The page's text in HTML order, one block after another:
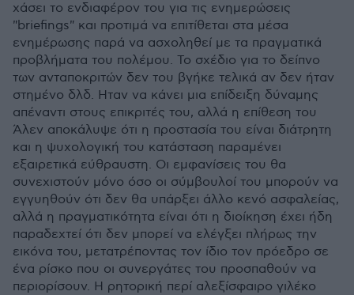
χάσει το ενδιαφέρον του για τις ενημερώσεις
"briefings" και προτιμά να επιτίθεται στα μέσα
ενημέρωσης παρά να ασχοληθεί με τα πραγματικά
προβλήματα του πολέμου. Το σχέδιο για το δείπνο
των ανταποκριτών δεν του βγήκε τελικά αν δεν ήταν
στημένο δλδ. Ηταν να κάνει μια επίδειξη δύναμης
απέναντι στους επικριτές του, αλλά η επίθεση του
Άλεν αποκάλυψε ότι η προστασία του είναι διάτρητη
και η ψυχολογική του κατάσταση παραμένει
εξαιρετικά εύθραυστη. Οι εμφανίσεις του θα
συνεχιστούν μόνο όσο οι σύμβουλοί του μπορούν να
εγγυηθούν ότι δεν θα υπάρξει άλλο κενό ασφαλείας,
αλλά η πραγματικότητα είναι ότι η διοίκηση έχει ήδη
παραδεχτεί ότι δεν μπορεί να ελέγξει πλήρως την
εικόνα του, μετατρέποντας τον ίδιο τον πρόεδρο σε
ένα ρίσκο που οι συνεργάτες του προσπαθούν να
περιορίσουν. Η ρητορική περί αλεξίσφαιρο γιλέκο